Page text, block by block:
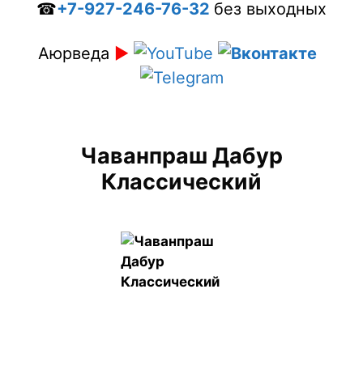
☎+7-927-246-76-32 без выходных
Аюрведа ►
Чаванпраш Дабур
Классический